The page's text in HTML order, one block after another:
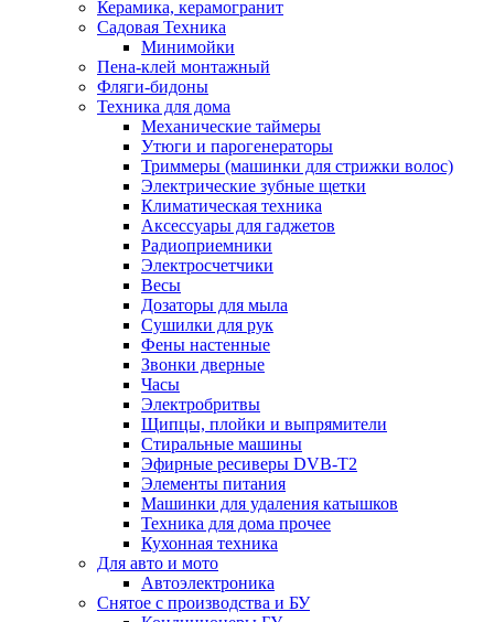
Керамика, керамогранит
Садовая Техника
Минимойки
Пена-клей монтажный
Фляги-бидоны
Техника для дома
Механические таймеры
Утюги и парогенераторы
Триммеры (машинки для стрижки волос)
Электрические зубные щетки
Климатическая техника
Аксессуары для гаджетов
Радиоприемники
Электросчетчики
Весы
Дозаторы для мыла
Сушилки для рук
Фены настенные
Звонки дверные
Часы
Электробритвы
Щипцы, плойки и выпрямители
Стиральные машины
Эфирные ресиверы DVB-T2
Элементы питания
Машинки для удаления катышков
Техника для дома прочее
Кухонная техника
Для авто и мото
Автоэлектроника
Снятое с производства и БУ